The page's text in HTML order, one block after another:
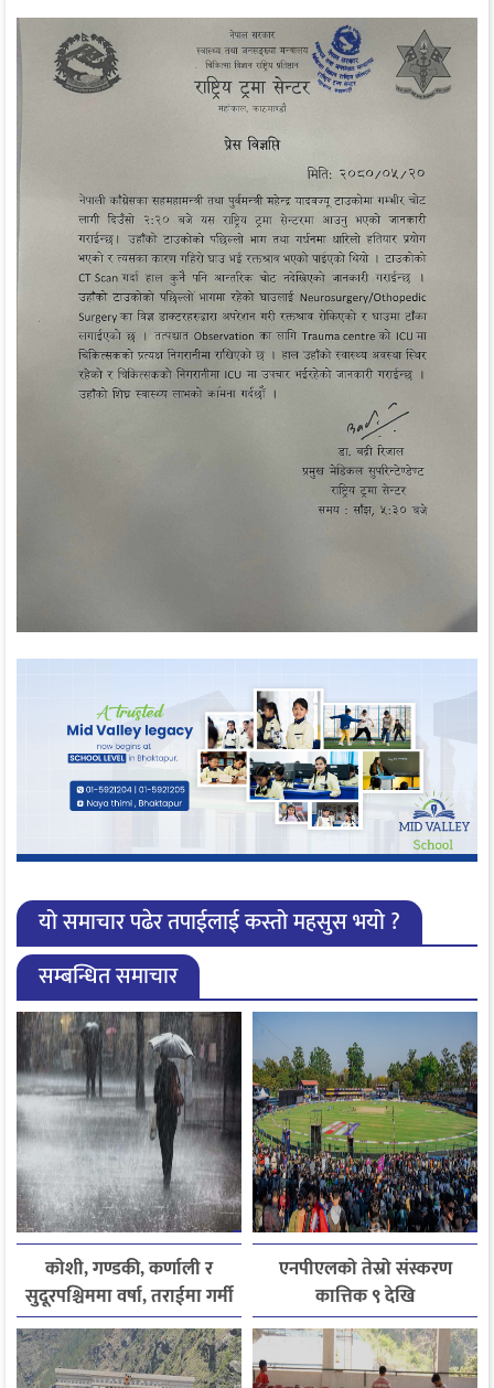
यो समाचार पढेर तपाईलाई कस्तो महसुस भयो ?
सम्बन्धित समाचार
कोशी, गण्डकी, कर्णाली र
सुदूरपश्चिममा वर्षा, तराईमा गर्मी
बढ्ने अनुमान
एनपीएलको तेस्रो संस्करण
कात्तिक ९ देखि